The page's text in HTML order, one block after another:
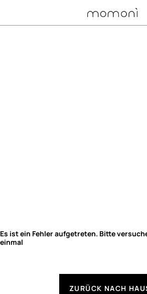
Es ist ein Fehler aufgetreten. Bitte
einmal
ZURÜCK NACH